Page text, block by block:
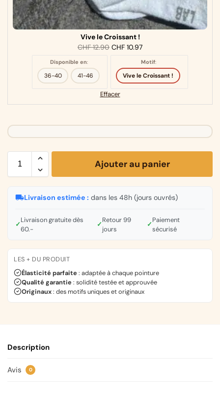
Vive le Croissant !
CHF12.90 CHF 10.97
Disponible en:
36-40 41-46
Motif:
Vive le Croissant !
Effacer
Ajouter au panier
Livraison estimée : dans les 48h (jours ouvrés)
✓
Livraison gratuite dès
60.-
✓
Retour 99
jours
✓
Paiement
sécurisé
LES + DU PRODUIT
Élasticité parfaite : adaptée à chaque pointure
Qualité garantie : solidité testée et approuvée
Originaux: des motifs uniques et originaux
Description
Avis 0